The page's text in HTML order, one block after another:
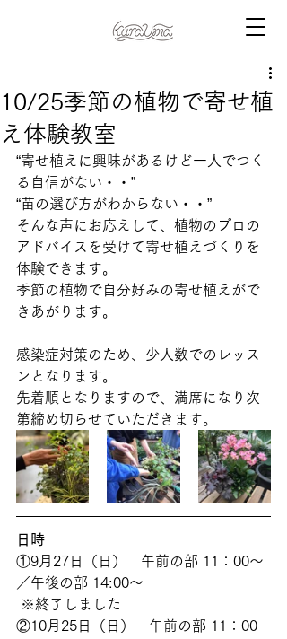
10/25季節の植物で寄せ植
え体験教室
“寄せ植えに興味があるけど一人でつく
る自信がない・・”
“苗の選び方がわからない・・”
そんな声にお応えして、植物のプロの
アドバイスを受けて寄せ植えづくりを
体験できます。
季節の植物で自分好みの寄せ植えがで
きあがります。
感染症対策のため、少人数でのレッス
ンとなります。
先着順となりますので、満席になり次
第締め切らせていただきます。
日時
①9月27日（日）　午前の部 11：00～
／午後の部 14:00～
※終了しました
②10月25日（日）　午前の部 11：00